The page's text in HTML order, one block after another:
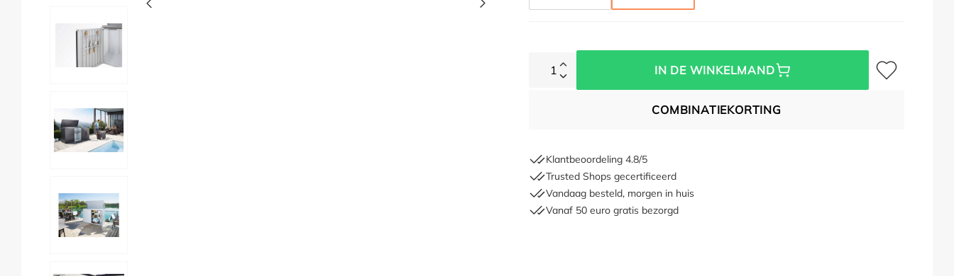
1 IN DE WINKELMAND
Toevoegen aan
COMBINATIEKORTING
Klantbeoordeling 4.8/5
Trusted Shops gecertificeerd
Vandaag besteld, morgen in huis
Vanaf 50 euro gratis bezorgd